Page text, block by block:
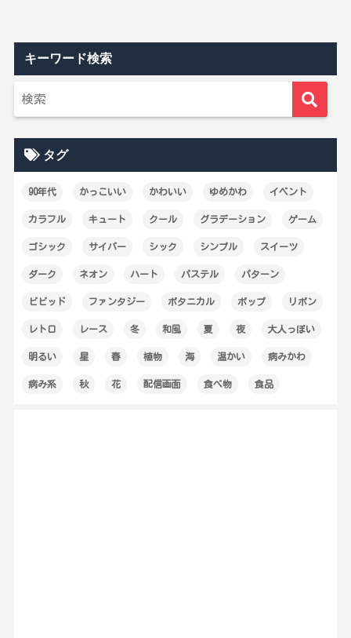
キーワード検索
タグ
90年代 かっこいい かわいい ゆめかわ イベント
カラフル キュート クール グラデーション ゲーム
ゴシック サイバー シック シンプル スイーツ
ダーク ネオン ハート パステル パターン
ビビッド ファンタジー ボタニカル ポップ リボン
レトロ レース 冬 和風 夏 夜 大人っぽい
明るい 星 春 植物 海 温かい 病みかわ
病み系 秋 花 配信画面 食べ物 食品